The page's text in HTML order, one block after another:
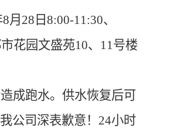
8月 28 日 8:00-11:30、
花园文盛苑10、 11号楼
成跑水。供水恢复后可
公司深表歉意！ 24小时